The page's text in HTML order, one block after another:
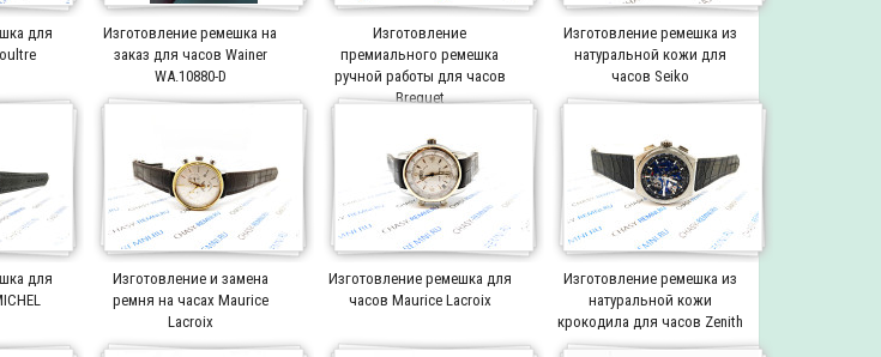
для
Изготовление ремешка на
заказ для часов Wainer
WA.10880-D
Изготовление
премиального ремешка
ручной работы для часов
Breguet
Изготовление ремешка из
натуральной кожи для
часов Seiko
для
Изготовление и замена
ремня на часах Maurice
Lacroix
Изготовление ремешка для
часов Maurice Lacroix
Изготовление ремешка из
натуральной кожи
крокодила для часов Zenith